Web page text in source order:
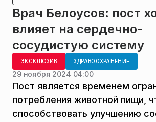
Врач Белоусов: пост
влияет на сердечно-
сосудистую систему
ЭКСКЛЮЗИВ ЗДРАВООХРАНЕНИЕ
29 ноября 2024 04:00
Пост является временем
потребления животной пищи,
способствовать улучшению